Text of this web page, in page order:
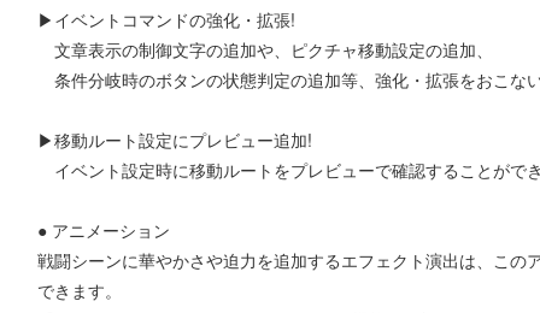
▶イベントコマンドの強化・拡張!
文章表示の制御文字の追加や、ピクチャ移動設定の追加、
条件分岐時のボタンの状態判定の追加等、強化・拡張をおこな
▶移動ルート設定にプレビュー追加!
イベント設定時に移動ルートをプレビューで確認することがで
● アニメーション
戦闘シーンに華やかさや迫力を追加するエフェクト演出は、この
できます。